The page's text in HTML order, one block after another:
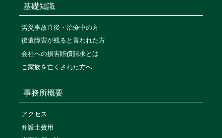
基礎知識
労災事故直後・治療中の方
後遺障害が残ると言われた方
会社への損害賠償請求とは
ご家族を亡くされた方へ
事務所概要
アクセス
弁護士費用